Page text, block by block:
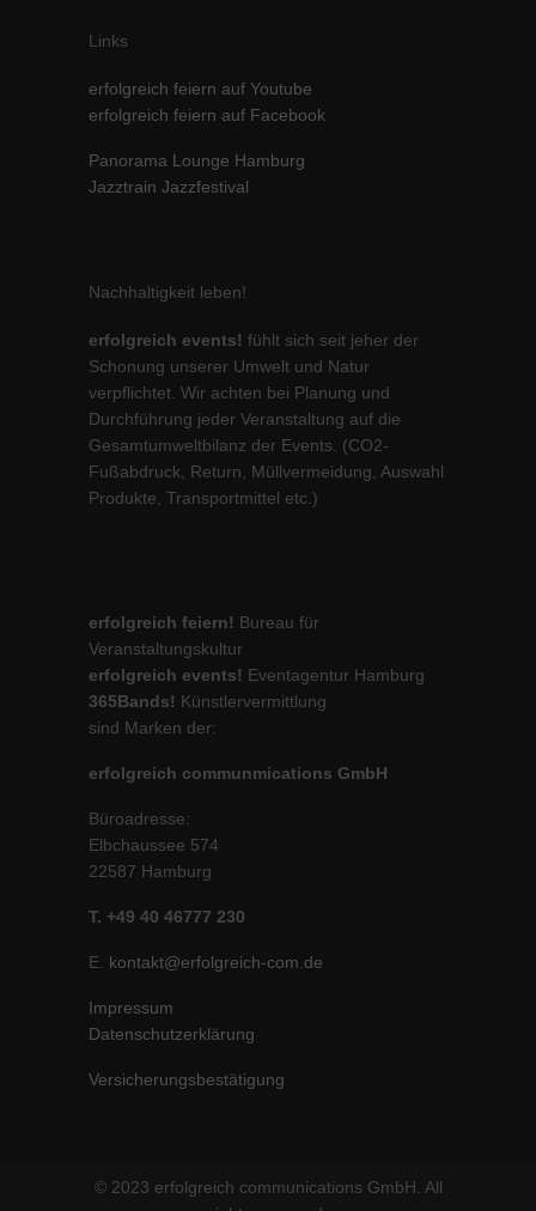
Links
erfolgreich feiern auf Youtube
erfolgreich feiern auf Facebook
Panorama Lounge Hamburg
Jazztrain Jazzfestival
Nachhaltigkeit leben!
erfolgreich events! fühlt sich seit jeher der
Schonung unserer Umwelt und Natur
verpflichtet. Wir achten bei Planung und
Durchführung jeder Veranstaltung auf die
Gesamtumweltbilanz der Events. (CO2-
Fußabdruck, Return, Müllvermeidung, Auswahl
Produkte, Transportmittel etc.)
erfolgreich feiern! Bureau für
Veranstaltungskultur
erfolgreich events! Eventagentur Hamburg
365Bands! Künstlervermittlung
sind Marken der:
erfolgreich communmications GmbH
Büroadresse:
Elbchaussee 574
22587 Hamburg
T. +49 40 46777 230
E. kontakt@erfolgreich-com.de
Impressum
Datenschutzerklärung
Versicherungsbestätigung
© 2023 erfolgreich communications GmbH. All